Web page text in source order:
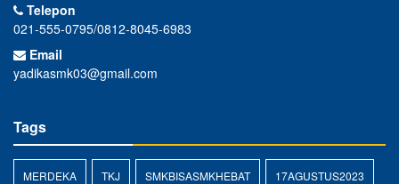
Telepon
021-555-0795/0812-8045-6983
Email
yadikasmk03@gmail.com
Tags
MERDEKA TKJ SMKBISASMKHEBAT 17AGUSTUS2023